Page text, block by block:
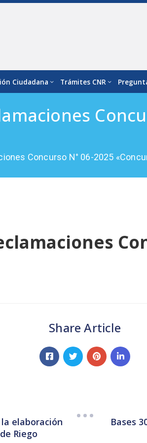
Ciudadana Trámites CNR
Concurso N° 06-2025
Share Article
elaboración
Riego
Bases